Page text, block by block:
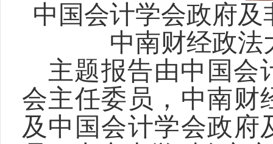
中国会计学会政府
中南财经政法
主题报告由中国会
会主任委员，中南财
及中国会计学会政府